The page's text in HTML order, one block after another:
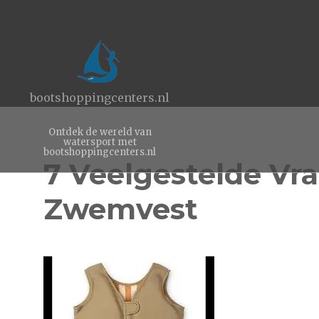
bootshoppingcenters.nl
Ontdek de wereld van
watersport met
bootshoppingcenters.nl
7 Veelgestelde
Zwemvest